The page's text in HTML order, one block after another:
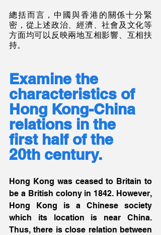
總括而言，中國與香港的關係十分緊
密，從上述政治、經濟、社會及文化等
方面均可以反映兩地互相影響、互相扶
持。
Examine the
characteristics of
Hong Kong-China
relations in the
first half of the
20th century.
Hong Kong was ceased to Britain to
be a British colony in 1842. However,
Hong Kong is a Chinese society
which its location is near China.
Thus, there is close relation between